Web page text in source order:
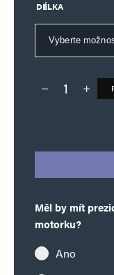
DÉLKA
Deník TO – verze
Měl by mít
motorku?
Ano